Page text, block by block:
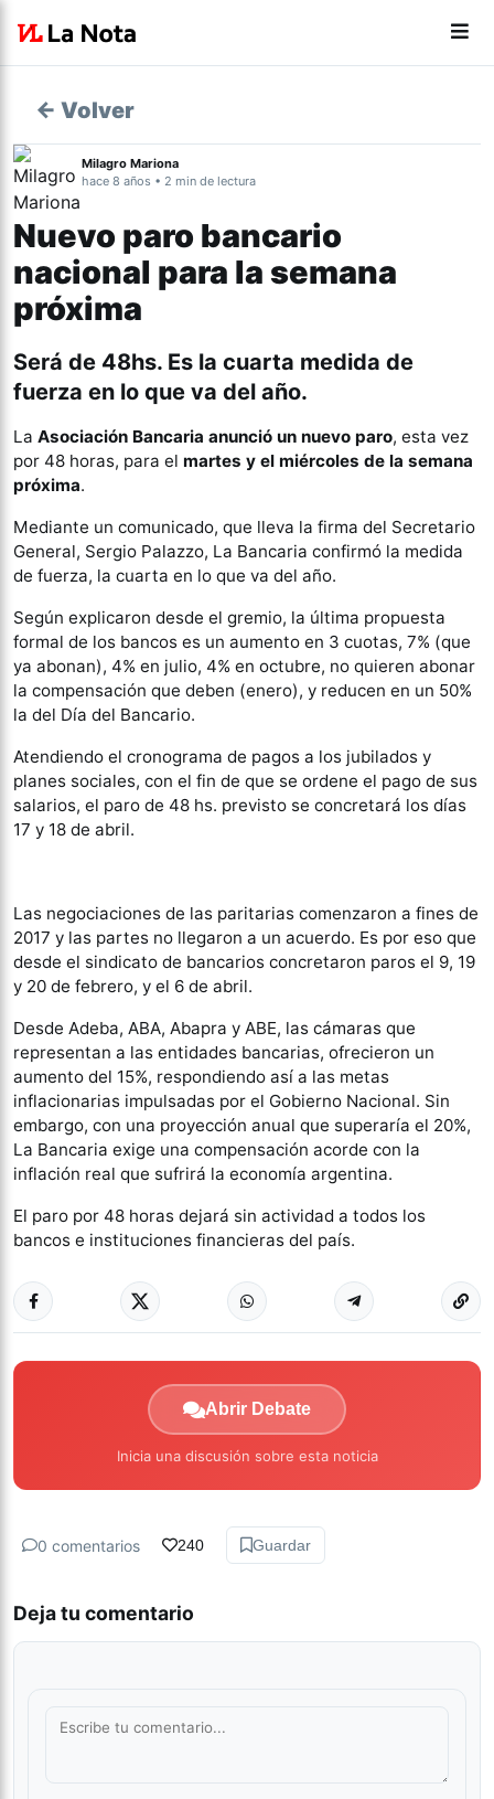
← Volver
Milagro Mariona
hace 8 años • 2 min de lectura
Nuevo paro bancario
nacional para la semana
próxima
Será de 48hs. Es la cuarta medida de
fuerza en lo que va del año.
La Asociación Bancaria anunció un nuevo paro, esta vez
por 48 horas, para el martes y el miércoles de la semana
próxima.
Mediante un comunicado, que lleva la firma del Secretario
General, Sergio Palazzo, La Bancaria confirmó la medida
de fuerza, la cuarta en lo que va del año.
Según explicaron desde el gremio, la última propuesta
formal de los bancos es un aumento en 3 cuotas, 7% (que
ya abonan), 4% en julio, 4% en octubre, no quieren abonar
la compensación que deben (enero), y reducen en un 50%
la del Día del Bancario.
Atendiendo el cronograma de pagos a los jubilados y
planes sociales, con el fin de que se ordene el pago de sus
salarios, el paro de 48 hs. previsto se concretará los días
17 y 18 de abril.
Las negociaciones de las paritarias comenzaron a fines de
2017 y las partes no llegaron a un acuerdo. Es por eso que
desde el sindicato de bancarios concretaron paros el 9, 19
y 20 de febrero, y el 6 de abril.
Desde Adeba, ABA, Abapra y ABE, las cámaras que
representan a las entidades bancarias, ofrecieron un
aumento del 15%, respondiendo así a las metas
inflacionarias impulsadas por el Gobierno Nacional. Sin
embargo, con una proyección anual que superaría el 20%,
La Bancaria exige una compensación acorde con la
inflación real que sufrirá la economía argentina.
El paro por 48 horas dejará sin actividad a todos los
bancos e instituciones financieras del país.
Abrir Debate
Inicia una discusión sobre esta noticia
0 comentarios 240 Guardar
Deja tu comentario